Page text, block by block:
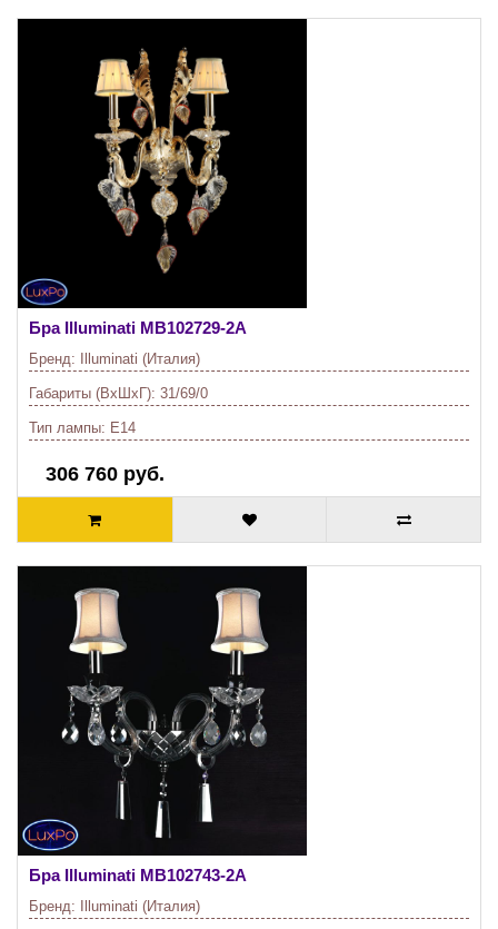
Бра Illuminati MB102729-2A
Бренд: Illuminati (Италия)
Габариты (ВхШхГ): 31/69/0
Тип лампы: E14
306 760 руб.
Бра Illuminati MB102743-2A
Бренд: Illuminati (Италия)